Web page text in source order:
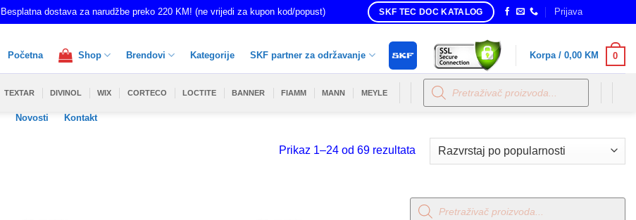
Besplatna dostava za narudžbe preko 220 KM! (ne vrijedi za kupon kod/popust) SKF TEC DOC KATALOG Prijava
Početna Shop Brendovi Kategorije SKF partner za održavanje
Novosti Kontakt
Korpa / 0,00 KM 0
TEXTAR DIVINOL WIX CORTECO LOCTITE BANNER FIAMM MANN MEYLE
Products
search
Prikaz 1–24 od 69 rezultataSorted
Products
search